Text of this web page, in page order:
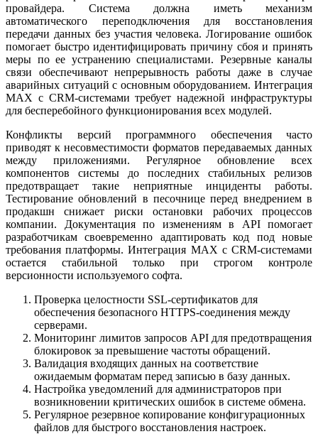
провайдера. Система должна иметь механизм
автоматического переподключения для восстановления
передачи данных без участия человека. Логирование ошибок
помогает быстро идентифицировать причину сбоя и принять
меры по ее устранению специалистами. Резервные каналы
связи обеспечивают непрерывность работы даже в случае
аварийных ситуаций с основным оборудованием. Интеграция
MAX с CRM-системами требует надежной инфраструктуры
для бесперебойного функционирования всех модулей.
Конфликты версий программного обеспечения часто
приводят к несовместимости форматов передаваемых данных
между приложениями. Регулярное обновление всех
компонентов системы до последних стабильных релизов
предотвращает такие неприятные инциденты работы.
Тестирование обновлений в песочнице перед внедрением в
продакшн снижает риски остановки рабочих процессов
компании. Документация по изменениям в API помогает
разработчикам своевременно адаптировать код под новые
требования платформы. Интеграция MAX с CRM-системами
остается стабильной только при строгом контроле
версионности используемого софта.
Проверка целостности SSL-сертификатов для
обеспечения безопасного HTTPS-соединения между
серверами.
Мониторинг лимитов запросов API для предотвращения
блокировок за превышение частоты обращений.
Валидация входящих данных на соответствие
ожидаемым форматам перед записью в базу данных.
Настройка уведомлений для администраторов при
возникновении критических ошибок в системе обмена.
Регулярное резервное копирование конфигурационных
файлов для быстрого восстановления настроек.